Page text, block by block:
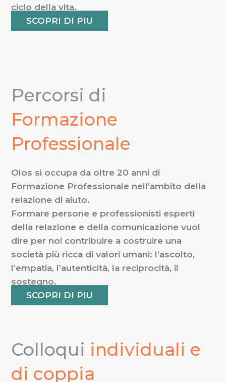
ciclo della vita.
SCOPRI DI PIU
Percorsi di
Formazione
Professionale
Olos si occupa da oltre 20 anni di
Formazione Professionale nell’ambito della
relazione di aiuto.
Formare persone e professionisti esperti
della relazione e della comunicazione vuol
dire per noi contribuire a costruire una
società più ricca di valori umani: l’ascolto,
l’empatia, l’autenticità, la reciprocità, il
sostegno.
SCOPRI DI PIU
Colloqui individuali e
di coppia